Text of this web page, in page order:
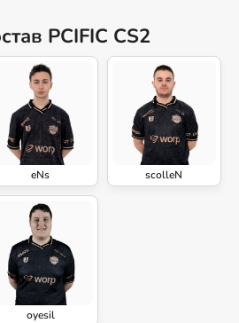
PCIFIC CS2
eNs scolleN
oyesil